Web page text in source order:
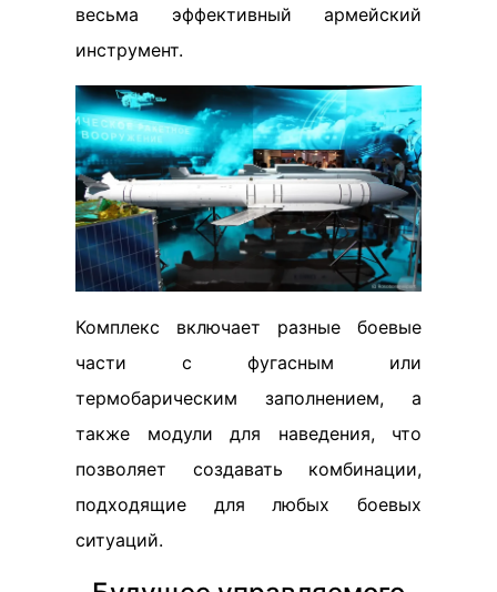
весьма эффективный армейский
инструмент.
Комплекс включает разные боевые
части с фугасным или
термобарическим заполнением, а
также модули для наведения, что
позволяет создавать комбинации,
подходящие для любых боевых
ситуаций.